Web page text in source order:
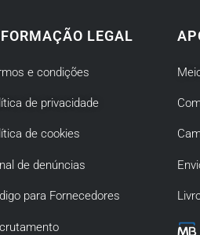
LEGAL
e condições
de privacidade
de cookies
de denúncias
para Fornecedores